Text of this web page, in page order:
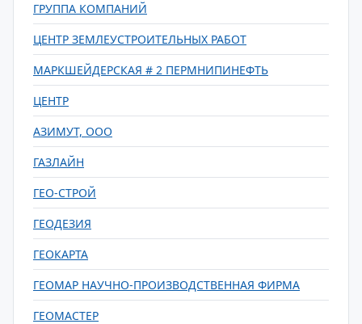
ГРУППА КОМПАНИЙ
ЦЕНТР ЗЕМЛЕУСТРОИТЕЛЬНЫХ РАБОТ
МАРКШЕЙДЕРСКАЯ # 2 ПЕРМНИПИНЕФТЬ
ЦЕНТР
АЗИМУТ, ООО
ГАЗЛАЙН
ГЕО-СТРОЙ
ГЕОДЕЗИЯ
ГЕОКАРТА
ГЕОМАР НАУЧНО-ПРОИЗВОДСТВЕННАЯ ФИРМА
ГЕОМАСТЕР